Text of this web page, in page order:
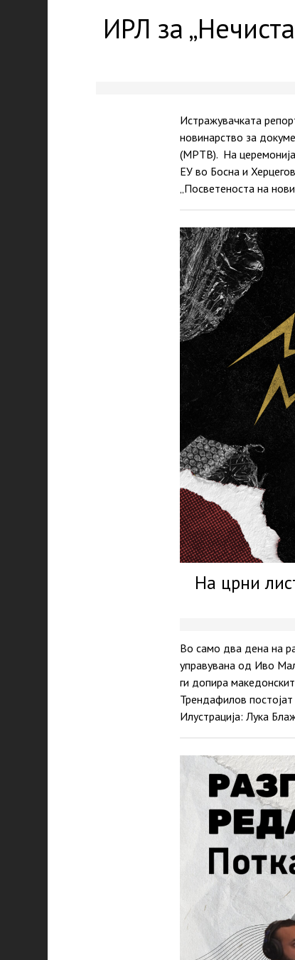
ИРЛ за
Истражувачката
новинарство за
(МРТВ). На
ЕУ во Босна и
„Посветеноста на
На црни
Во само два дена на
управувана од Иво
ги допира
Трендафилов
Илустрација: Лука